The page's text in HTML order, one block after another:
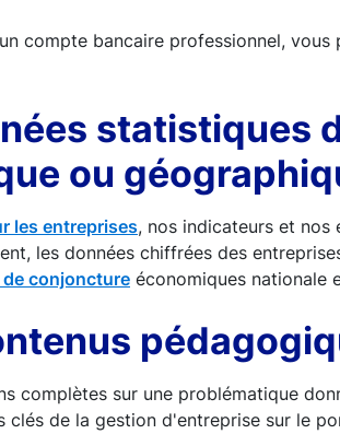
compte bancaire professionnel, vous
statistiques
ou
les entreprises, nos indicateurs et nos
les données chiffrées des
conjoncture économiques nationale
complètes sur une problématique
clés de la gestion d'entreprise sur le